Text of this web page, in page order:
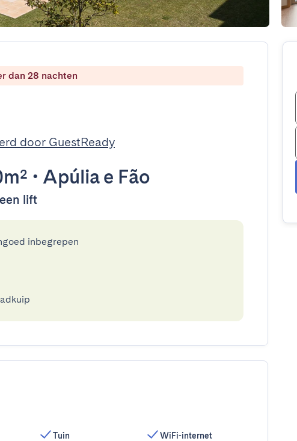
dan 28 nachten
door GuestReady
• Apúlia e Fão
lift
inbegrepen
Tuin
WiFi-internet